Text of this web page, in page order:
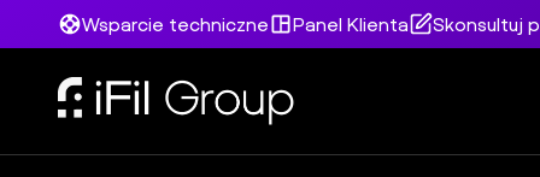
Wsparcie techniczne Panel Klienta Skonsultuj